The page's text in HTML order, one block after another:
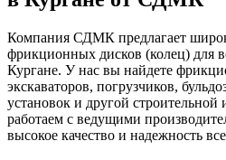
Компания СДМК предлагает
фрикционных дисков (колец) для
Кургане. У нас вы найдете
экскаваторов, погрузчиков,
установок и другой
работаем с ведущими
высокое качество и надежность